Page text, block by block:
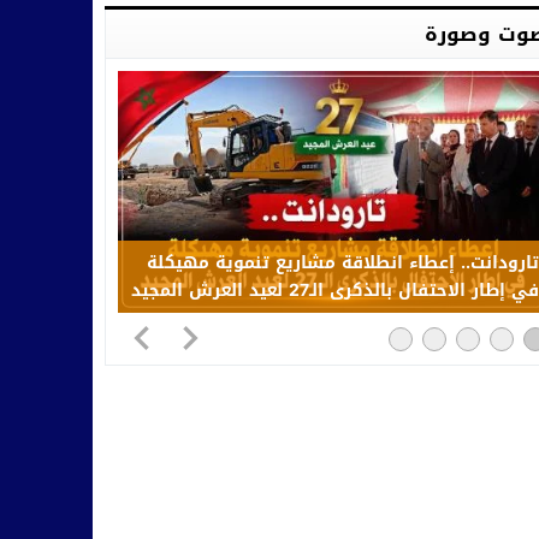
وصورة
تارودانت.. إعطاء انطلاقة مشاريع تنموية مهيكلة
في إطار الاحتفال بالذكرى الـ27 لعيد العرش المجيد